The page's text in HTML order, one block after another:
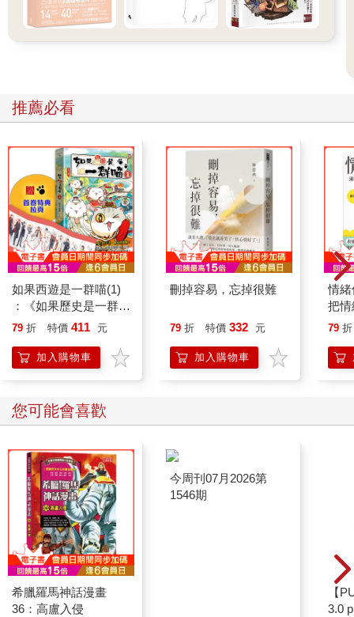
推薦必看
如果西遊是一群喵(1)
：《如果歷史是一群
喵》作者最新力作，附
79 折 特價 411 元
加入購物車
刪掉容易，忘掉很難
79 折 特價 332 元
加入購物車
情
把
誰
79 折
您可能會喜歡
希臘羅馬神話漫畫
36：高盧入侵
【
3.0